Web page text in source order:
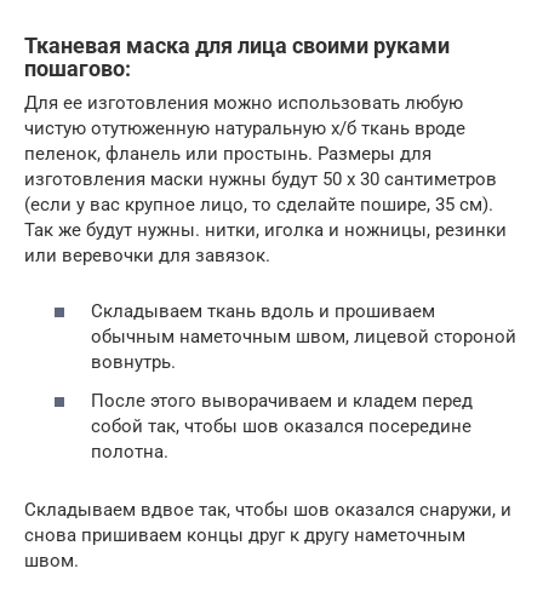
Тканевая маска для лица своими руками
пошагово:
Для ее изготовления можно использовать любую
чистую отутюженную натуральную х/б ткань вроде
пеленок, фланель или простынь. Размеры для
изготовления маски нужны будут 50 х 30 сантиметров
(если у вас крупное лицо, то сделайте пошире, 35 см).
Так же будут нужны. нитки, иголка и ножницы, резинки
или веревочки для завязок.
Складываем ткань вдоль и прошиваем
обычным наметочным швом, лицевой стороной
вовнутрь.
После этого выворачиваем и кладем перед
собой так, чтобы шов оказался посередине
полотна.
Складываем вдвое так, чтобы шов оказался снаружи, и
снова пришиваем концы друг к другу наметочным
швом.